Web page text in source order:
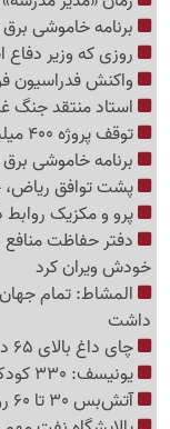
برنامه خاموشی برق تهران فردا 17
روزی که وزیر
واکنش فدراسیون
استاد منتقد جنگ
توقف پروژه 400 میلیون دلاری ترامپ در کاخ سفید با حکم دادگاه
برنامه خاموشی برق
پشت توافق
پرو و مکزیک روابط
دفتر حفاظت منافع
خودش ویران کرد
المشاط: تمام
داشت
چای داغ بالای 65 درجه خطر سرطان مری را افزایش می‌دهد
یونیسف: 330 کودک قربانی شیوع ابولا در کنگو شدند
آتش‌بس 30 تا 60 روزه